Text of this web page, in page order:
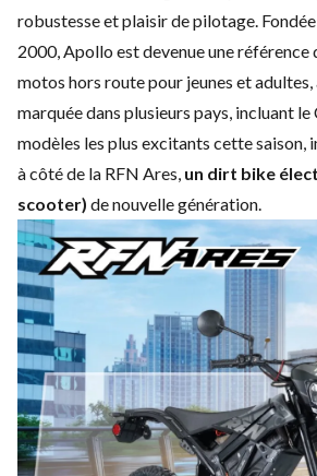
robustesse et plaisir de pilotage.
2000, Apollo est devenue une référence
motos hors route pour jeunes et adultes,
marquée dans plusieurs pays, incluant le
modèles les plus excitants cette saison,
à côté de la RFN Ares, un dirt bike
scooter) de nouvelle génération.